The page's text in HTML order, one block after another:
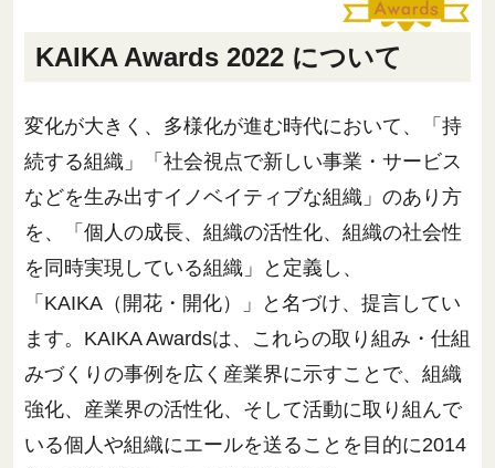
KAIKA Awards 2022 について
変化が大きく、多様化が進む時代において、「持
続する組織」「社会視点で新しい事業・サービス
などを生み出すイノベイティブな組織」のあり方
を、「個人の成長、組織の活性化、組織の社会性
を同時実現している組織」と定義し、
「KAIKA（開花・開化）」と名づけ、提言してい
ます。KAIKA Awardsは、これらの取り組み・仕組
みづくりの事例を広く産業界に示すことで、組織
強化、産業界の活性化、そして活動に取り組んで
いる個人や組織にエールを送ることを目的に2014